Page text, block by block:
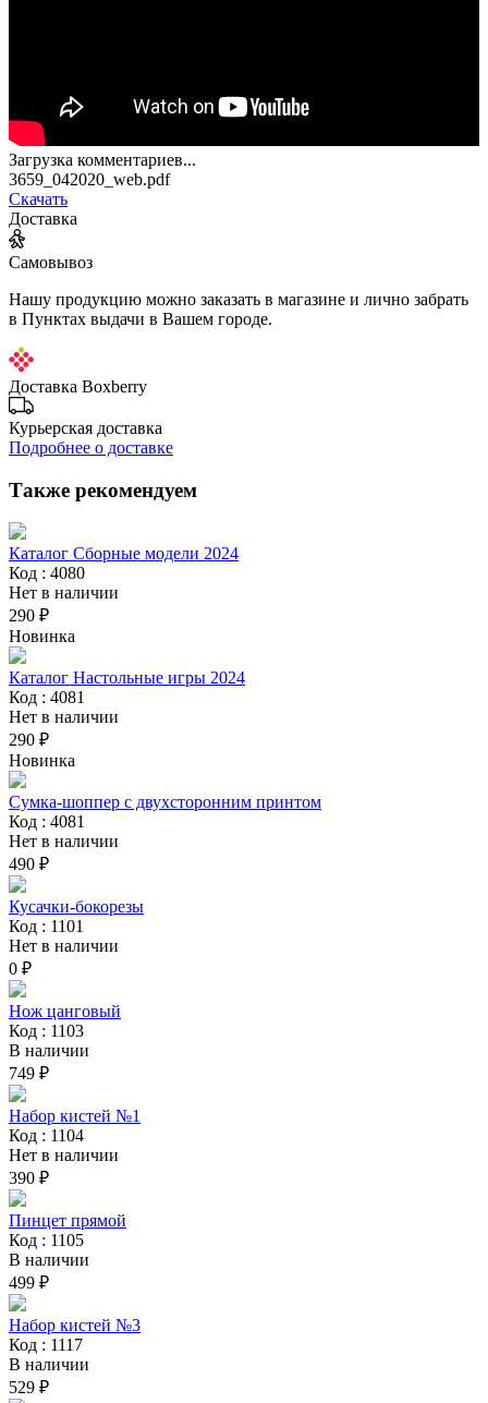
Загрузка комментариев...
3659_042020_web.pdf
Скачать
Доставка
Самовывоз
Нашу продукцию можно заказать в магазине и лично забрать
в Пунктах выдачи в Вашем городе.
Доставка Boxberry
Курьерская доставка
Подробнее о доставке
Также рекомендуем
Каталог Сборные модели 2024
Код : 4080
Нет в наличии
290 ₽
Новинка
Каталог Настольные игры 2024
Код : 4081
Нет в наличии
290 ₽
Новинка
Сумка-шоппер с двухсторонним принтом
Код : 4081
Нет в наличии
490 ₽
Кусачки-бокорезы
Код : 1101
Нет в наличии
0 ₽
Нож цанговый
Код : 1103
В наличии
749 ₽
Набор кистей №1
Код : 1104
Нет в наличии
390 ₽
Пинцет прямой
Код : 1105
В наличии
499 ₽
Набор кистей №3
Код : 1117
В наличии
529 ₽